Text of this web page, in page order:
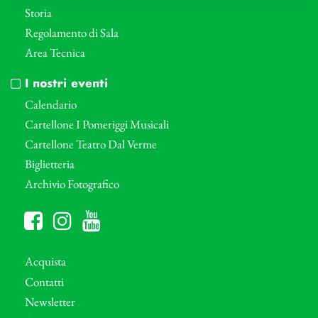
Storia
Regolamento di Sala
Area Tecnica
I nostri eventi
Calendario
Cartellone I Pomeriggi Musicali
Cartellone Teatro Dal Verme
Biglietteria
Archivio Fotografico
Acquista
Contatti
Newsletter